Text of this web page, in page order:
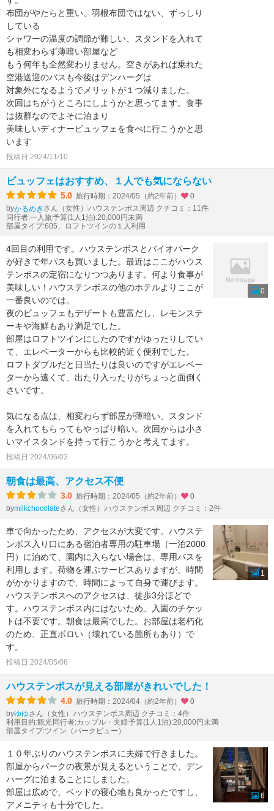
布団がやたらと重い、羽根布団ではない、ずっしり
している
シャワーの温度の調節が難しい、スタンドを入れて
も相変わらず薄暗い部屋など
もう何年も全然変わりません。空きがあれば乗れた
空港送迎のバスも今後はデンハーグは
対象外になるようでメリットが１つ減りました。
次回はちがうところにしようかと思ってます。食事
は抜群なのでよそに泊まり
美味しいディナービュッフェを食べに行こうかと思
います
投稿日:2024/11/10
ビュッフェはおすすめ、１人でも気にならない
5.0 旅行時期：2024/05（約2年前）
0
byかるめぎさん（女性） ハウステンボス周辺 クチコミ：11件
同行者:一人旅予算(1人1泊):20,000円未満
部屋タイプ:605、ロフトツインの１人利用
4回目の利用です。ハウステンボスとバイオパーク
が好きで年パスも買いました。最近はここがハウス
テンボスの定宿になりつつあります。何より食事が
美味しい！ハウステンボスの他のホテルよりここが
一番良いのでは。
夜のビュッフェもデザートも豊富だし、レモンステ
ーキや海鮮もあり満足でした。
部屋はロフトツインにしたのですがゆったりしてい
て、エレベーターからも比較的近く便利でした。
ロフトダブルだと日当たりは良いのですがエレベー
ターから遠くて、出たり入ったりがちょっと面倒く
さいです。
気になる点は、相変わらず部屋が薄暗い、スタンド
を入れてもらってもやっぱり暗い。次回からは小さ
いマイスタンドを持って行こうかと考えてます。
投稿日:2024/06/03
0
朝食は最高、アクセス不便
3.0 旅行時期：2024/05（約2年前）
0
bymilkchocolateさん（女性） ハウステンボス周辺 クチコミ：2件
車で向かったため、アクセスが大変です。ハウステ
ンボス入り口にある宿泊者専用の駐車場（一泊2000
円）に泊めて、園内に入らない場合は、専用バスを
利用します。荷物を運ぶサービスありますが、時間
がかかりますので、時間によって自身で運びます。
ハウステンボスへのアクセスは、徒歩3分ほどで
す。ハウステンボス内にはないため、入園のチケッ
トは不要です。朝食は最高でした。お部屋は老朽化
のため、正直ボロい（壊れている箇所もあり）で
す。
投稿日:2024/05/06
1
ハウステンボスが見える部屋がきれいでした！
4.0 旅行時期：2024/04（約2年前）
0
byゆゆさん（女性） ハウステンボス周辺 クチコミ：4件
利用目的:観光 同行者:カップル・夫婦予算(1人1泊):20,000円未満
部屋タイプ:ツイン（パークビュー）
１０年ぶりのハウステンボスに夫婦で行きました。
部屋からパークの夜景が見えるということで、デン
ハーグに泊まることにしました。
部屋は広めで、ベッドの寝心地も良かったですし、
アメニティも十分でした。
6